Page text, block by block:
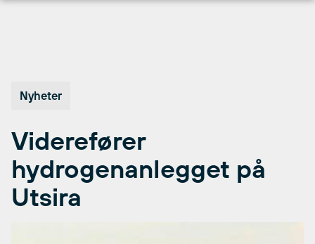
Nyheter
Viderefører
hydrogenanlegget på
Utsira